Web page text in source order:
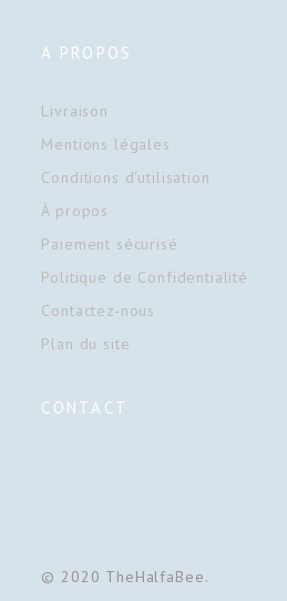
A PROPOS
Livraison
Mentions légales
Conditions d'utilisation
À propos
Paiement sécurisé
Politique de Confidentialité
Contactez-nous
Plan du site
CONTACT
© 2020 TheHalfaBee.